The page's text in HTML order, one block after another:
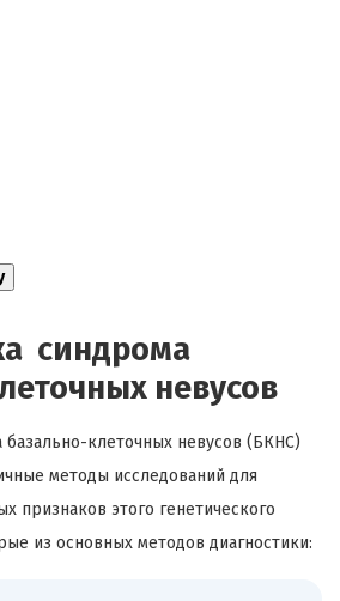
синдрома
невусов
базально-клеточных невусов (БКНС)
методы исследований для
признаков этого генетического
из основных методов диагностики: